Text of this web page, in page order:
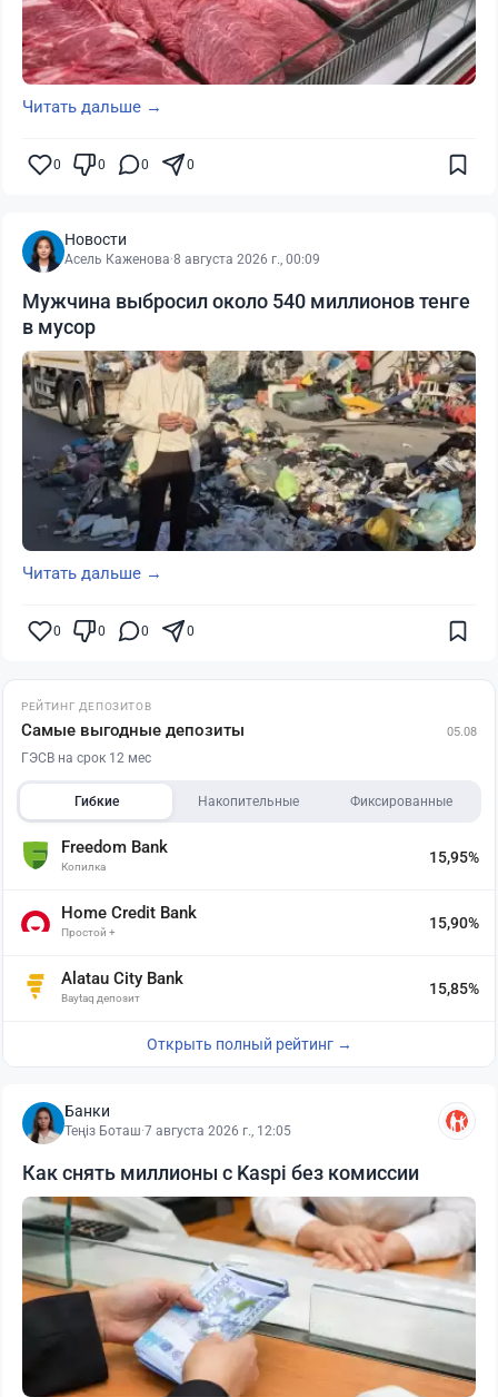
Читать дальше →
0 0 0 0
Новости
Асель Каженова·8 августа 2026 г., 00:09
Мужчина выбросил около 540 миллионов тенге
в мусор
Читать дальше →
0 0 0 0
РЕЙТИНГ ДЕПОЗИТОВ
Самые выгодные депозиты 05.08
ГЭСВ на срок 12 мес
Гибкие Накопительные Фиксированные
Freedom Bank
Копилка
15,95%
Home Credit Bank
Простой +
15,90%
Alatau City Bank
Baytaq депозит
15,85%
Открыть полный рейтинг →
Банки
Теңіз Боташ·7 августа 2026 г., 12:05
Как снять миллионы с Kaspi без комиссии